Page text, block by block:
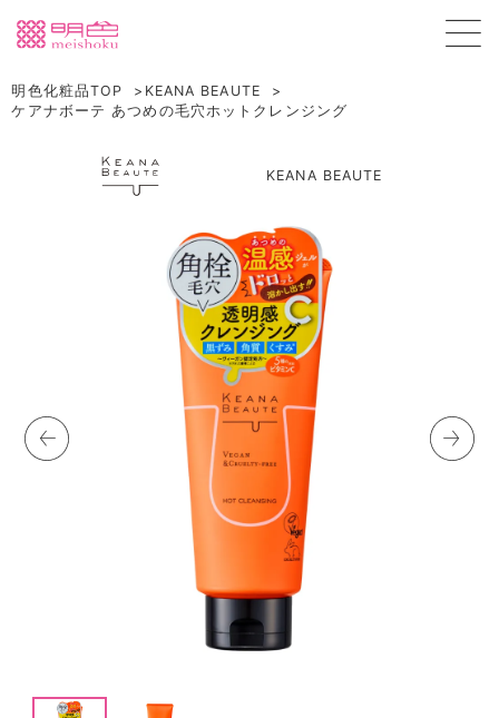
明色化粧品TOP
KEANA BEAUTE
ケアナボーテ あつめの毛穴ホットクレンジング
KEANA BEAUTE